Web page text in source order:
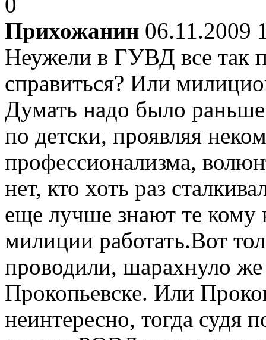
Прихожанин 06.11.2009
Неужели в ГУВД все так
справиться? Или
Думать надо было раньше
по детски, проявляя
профессионализма,
нет, кто хоть раз
еще лучше знают те кому
милиции работать.Вот
проводили, шарахнуло
Прокопьевске. Или
неинтересно, тогда судя